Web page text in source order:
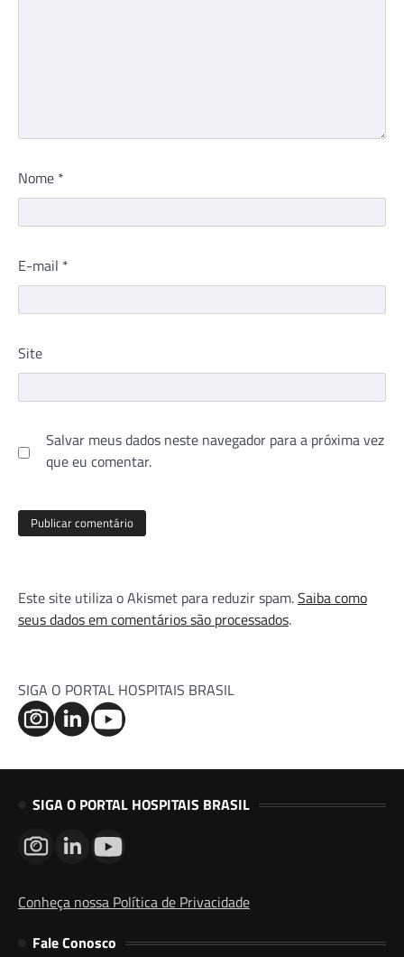
Nome *
E-mail *
Site
Salvar meus dados neste navegador para a próxima vez
que eu comentar.
Este site utiliza o Akismet para reduzir spam.Saiba como
seus dados em comentários são processados.
SIGA O PORTAL HOSPITAIS BRASIL
SIGA O PORTAL HOSPITAIS BRASIL
Conheça nossa Política de Privacidade
Fale Conosco